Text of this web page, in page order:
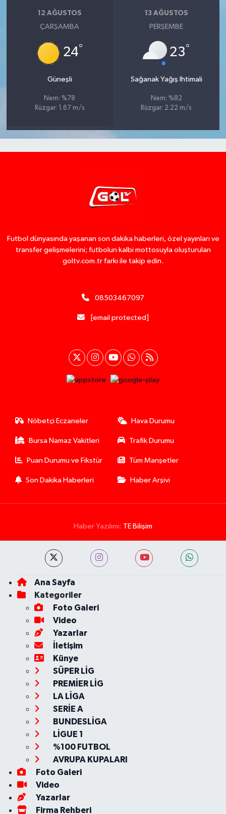
12 AĞUSTOS
ÇARŞAMBA
24°
Güneşli
Nem: %78
Rüzgar: 1.67 m/s
13 AĞUSTOS
PERŞEMBE
23°
Sağanak Yağış Ihtimali
Nem: %82
Rüzgar: 2.22 m/s
Futbol dünyasında yaşanan son dakika haberleri, özel yayınları ve
transfer gelişmelerini; futbolun kalbi mottosuyla oluşturulan
goltv.com.tr farkı ile takip edin.
08503467097
[email protected]
Nöbetçi Eczaneler Hava Durumu
Bursa Namaz Vakitleri Trafik Durumu
Puan Durumu ve Fikstür Tüm Manşetler
Son Dakika Haberleri Haber Arşivi
Haber Yazılımı: TE Bilişim
Ana Sayfa
Kategoriler
Foto Galeri
Video
Yazarlar
İletişim
Künye
SÜPER LİG
PREMİER LİG
LA LİGA
SERİE A
BUNDESLİGA
LİGUE 1
%100 FUTBOL
AVRUPA KUPALARI
Foto Galeri
Video
Yazarlar
Firma Rehberi